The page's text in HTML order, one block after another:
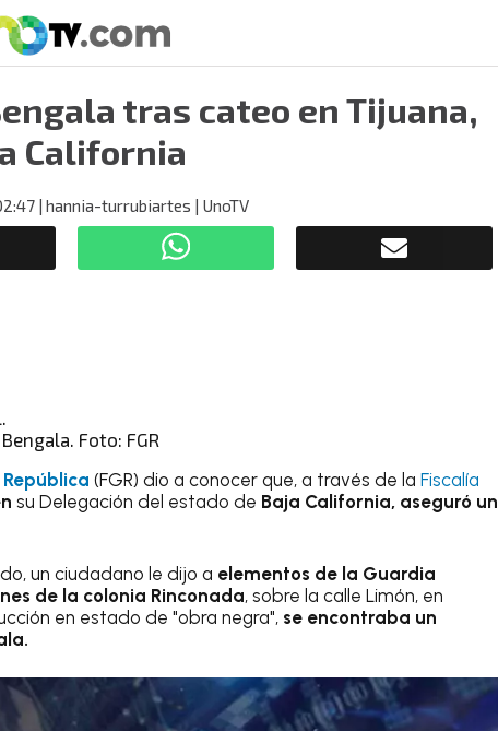
tras cateo en Tijuana,
California
| hannia-turrubiartes | UnoTV
Foto: FGR
(FGR) dio a conocer que, a través de la Fiscalía
su Delegación del estado de Baja California, aseguró un
un ciudadano le dijo a elementos de la Guardia
de la colonia Rinconada, sobre la calle Limón, en
en estado de "obra negra", se encontraba un